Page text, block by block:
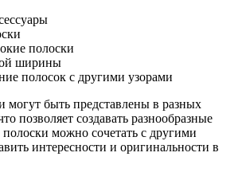
полоски
ширины
полосок с другими узорами
могут быть представлены в разных
позволяет создавать разнообразные
можно сочетать с другими
интересности и оригинальности в